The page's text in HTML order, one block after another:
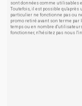
sont données comme utilisables
Toutefois, il est possible qu'après
particulier ne fonctionne pas ou
promo retiré avant son terme
temps ou en nombre
fonctionner, n'hésitez pas nous